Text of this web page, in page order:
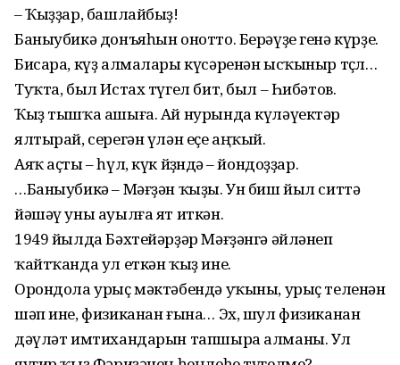
– Ҡыҙҙар, башлайбыҙ!
Баныубикә донъяһын онотто. Берәүҙе генә күрҙе.
Бисара, күҙ алмалары күсәренән ысҡыныр төҫлө…
Туҡта, был Истах түгел бит, был – Һибәтов.
Ҡыҙ тышҡа ашыға. Ай нурында күләүектәр
ялтырай, серегән үлән еҫе аңҡый.
Аяҡ аҫты – һүл, күк йөҙөндә – йондоҙҙар.
…Баныубикә – Мәғҙән ҡыҙы. Ун биш йыл ситтә
йәшәү уны ауылға ят иткән.
1949 йылда Бәхтейәрҙәр Мәғҙәнгә әйләнеп
ҡайтҡанда ул еткән ҡыҙ ине.
Орондола урыҫ мәктәбендә уҡыны, урыҫ теленән
шәп ине, физиканан ғына… Эх, шул физиканан
дәүләт имтихандарын тапшыра алманы. Ул